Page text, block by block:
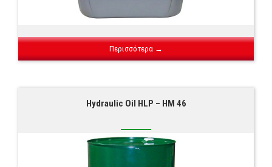
Περισσότερα →
Hydraulic Oil HLP – HM 46